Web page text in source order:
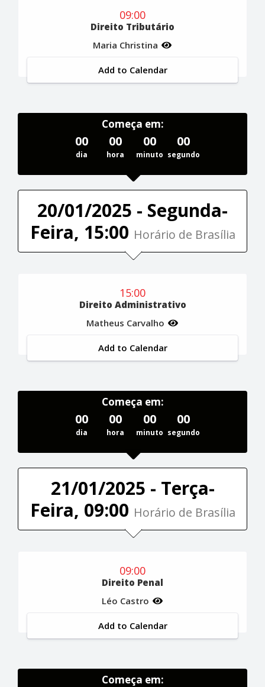
09:00
Direito Tributário
Maria Christina
Add to Calendar
Começa em:
00
dia
00
hora
00
minuto
00
segundo
20/01/2025 - Segunda-
Feira, 15:00 Horário de Brasília
15:00
Direito Administrativo
Matheus Carvalho
Add to Calendar
Começa em:
00
dia
00
hora
00
minuto
00
segundo
21/01/2025 - Terça-
Feira, 09:00 Horário de Brasília
09:00
Direito Penal
Léo Castro
Add to Calendar
Começa em: